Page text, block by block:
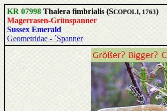
KR 07998 Thalera fimbrialis (SCOPOLI, 1763)
Magerrasen-Grünspanner
Sussex Emerald
Geometridae - ´Spanner